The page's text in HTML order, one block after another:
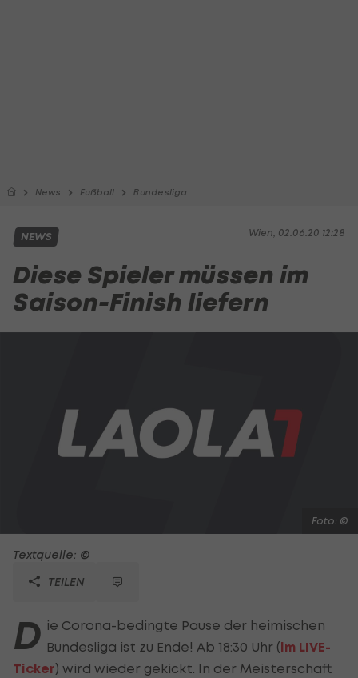
News Fußball Bundesliga
Wien, 02.06.20 12:28
NEWS
Diese Spieler müssen im
Saison-Finish liefern
Foto: ©
Textquelle: ©
TEILEN
D ie Corona-bedingte Pause der heimischen
Bundesliga ist zu Ende! Ab 18:30 Uhr (im LIVE-
Ticker) wird wieder gekickt. In der Meisterschaft